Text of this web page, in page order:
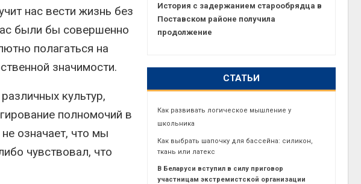
нас вести жизнь без
были бы совершенно
полагаться на
значимости.
культур,
полномочий в
означает, что мы
чувствовал, что
История с задержанием старообрядца в
Поставском районе получила
продолжение
СТАТЬИ
Как развивать логическое мышление у
школьника
Как выбрать шапочку для бассейна: силикон,
ткань или латекс
В Беларуси вступил в силу приговор
участницам экстремистской организации